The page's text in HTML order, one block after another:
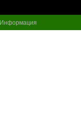
Информация